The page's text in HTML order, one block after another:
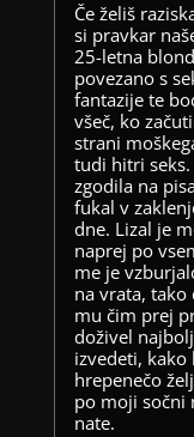
Če želiš
si pravkar
25-letna
povezano s
fantazije te
všeč, ko
strani
tudi hitri
zgodila na
fukal v
dne. Lizal je
naprej po
me je
na vrata, tako
mu čim prej
doživel
izvedeti,
hrepenečo
po moji sočni
nate.